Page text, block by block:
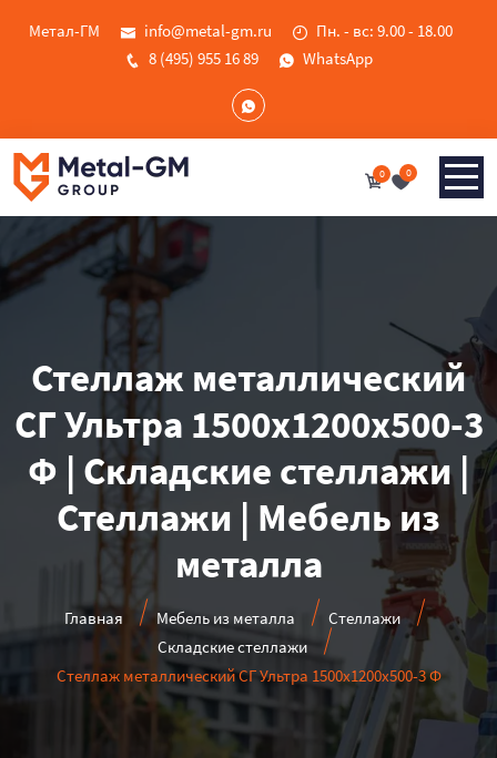
Метал-ГМ info@metal-gm.ru
Пн. - вс: 9.00 - 18.00
8 (495) 955 16 89
WhatsApp
0 0
Стеллаж металлический
СГ Ультра 1500x1200x500-3
Ф | Складские стеллажи |
Стеллажи | Мебель из
металла
Главная Мебель из металла
Стеллажи
Складские стеллажи
Стеллаж металлический СГ Ультра 1500x1200x500-3 Ф